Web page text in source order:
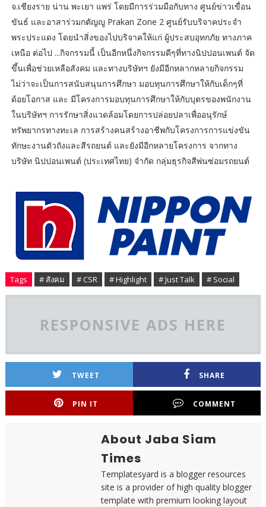
จ.เชียงราย น่าน พะเยา แพร่ โดยมีการร่วมมือกับทาง ศูนย์ข่าวเขื่อน
ขันธ์ และอาสาร่วมกตัญญู Prakan Zone 2 ศูนย์รับบริจาคประจำ
พระประแดง โดยนำสิ่งของไปบริจาคให้แก่ ผู้ประสบอุทกภัย ทางภาค
เหนือ ต่อไป ...กิจกรรมนี้ เป็นอีกหนึ่งกิจกรรมดีๆที่ทางนิปปอนเพนต์ จัด
ขึ้นเพื่อช่วยเหลือสังคม และทางบริษัทฯ ยังมีอีกหลากหลายกิจกรรม
ไม่ว่าจะเป็นการสนับสนุนการศึกษา มอบทุนการศึกษาให้กับเด็กๆที่
ด้อยโอกาส และ มีโครงการมอบทุนการศึกษาให้กับบุตรของพนักงาน
ในบริษัทฯ การรักษาสิ่งแวดล้อมโดยการปล่อยปลาเพื่ออนุรักษ์
ทรัพยากรทางทะเล การสร้างคนสร้างอาชีพกับโครงการการแข่งขัน
ทักษะงานตัวถังและสีรถยนต์ และยังมีอีกหลายโครงการ จากทาง
บริษัท นิปปอนเพนต์ (ประเทศไทย) จำกัด กลุ่มธุรกิจสีพ่นซ่อมรถยนต์
Tags # สังคม # CSR # Highlight # Just Talk # Social
RESPONSIVE ADS HERE
TWEET SHARE
PIN IT COMMENT
About Jaba Siam
Times
Templatesyard is a blogger resources
site is a provider of high quality blogger
template with premium looking layout